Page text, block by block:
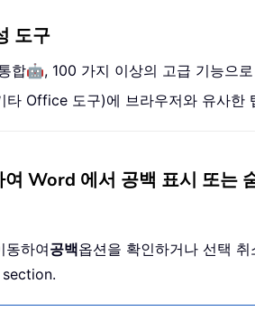
도구
합🤖, 100 가지 이상의 고급 기능으
타 Office 도구)에 브라우저와 유사한
Word 에서 공백 표시 또는
동하여공백옵션을 확인하거나 선택
section.